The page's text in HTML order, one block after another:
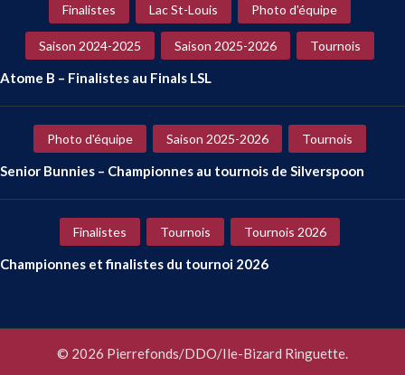
Finalistes Lac St-Louis Photo d'équipe
Saison 2024-2025 Saison 2025-2026 Tournois
Atome B – Finalistes au Finals LSL
Photo d'équipe Saison 2025-2026 Tournois
Senior Bunnies – Championnes au tournois de Silverspoon
Finalistes Tournois Tournois 2026
Championnes et finalistes du tournoi 2026
© 2026 Pierrefonds/DDO/Ile-Bizard Ringuette.